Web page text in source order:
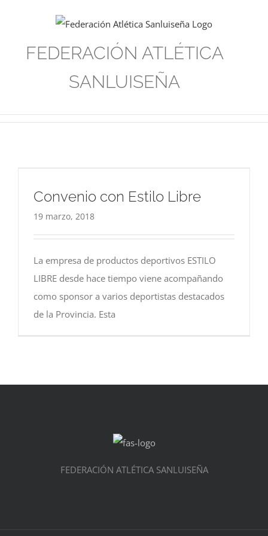
contenidoFEDERACIÓN ATLÉTICA
SANLUISEÑA
Convenio con Estilo Libre
19 marzo, 2018
La empresa de productos deportivos ESTILO
LIBRE desde hace tiempo viene acompañando
como sponsor a varios deportistas destacados
de la Provincia. Esta
FEDERACIÓN ATLÉTICA SANLUISEÑA